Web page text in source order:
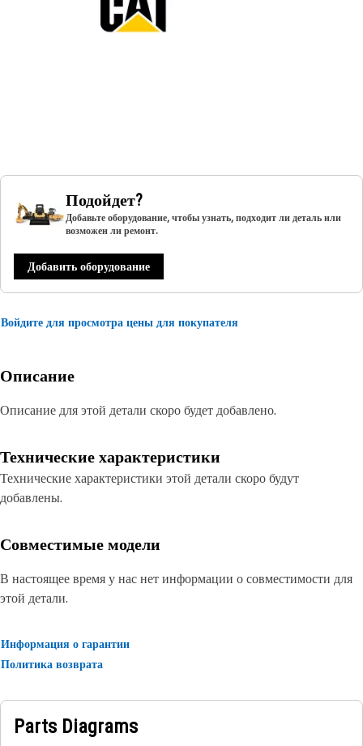
Подойдет?
Добавьте оборудование, чтобы узнать, подходит ли деталь или
возможен ли ремонт.
Добавить оборудование
Войдите для просмотра цены для покупателя
Описание
Описание для этой детали скоро будет добавлено.
Технические характеристики
Технические характеристики этой детали скоро будут
добавлены.
Совместимые модели
В настоящее время у нас нет информации о совместимости для
этой детали.
Информация о гарантии
Политика возврата
Parts Diagrams